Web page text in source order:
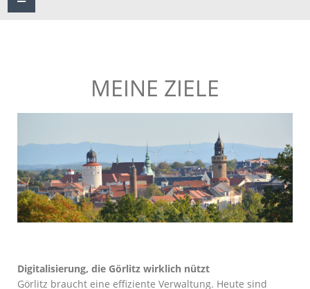
MEINE ZIELE
Digitalisierung, die Görlitz wirklich nützt
Görlitz braucht eine effiziente Verwaltung. Heute sind